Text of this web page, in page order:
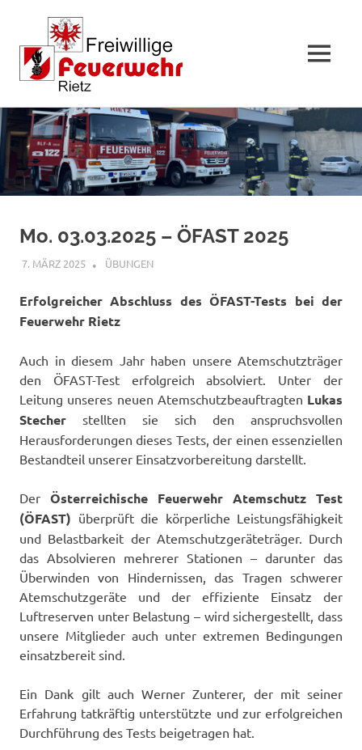
Zum
Inhalt
springen
MENÜ
Mo. 03.03.2025 – ÖFAST 2025
7. MÄRZ 2025 FFWRIETZ
ÜBUNGEN
Erfolgreicher Abschluss des ÖFAST-Tests bei der
Feuerwehr Rietz
Auch in diesem Jahr haben unsere Atemschutzträger
den ÖFAST-Test erfolgreich absolviert. Unter der
Leitung unseres neuen Atemschutzbeauftragten Lukas
Stecher stellten sie sich den anspruchsvollen
Herausforderungen dieses Tests, der einen essenziellen
Bestandteil unserer Einsatzvorbereitung darstellt.
Der Österreichische Feuerwehr Atemschutz Test
(ÖFAST) überprüft die körperliche Leistungsfähigkeit
und Belastbarkeit der Atemschutzgeräteträger. Durch
das Absolvieren mehrerer Stationen – darunter das
Überwinden von Hindernissen, das Tragen schwerer
Atemschutzgeräte und der effiziente Einsatz der
Luftreserven unter Belastung – wird sichergestellt, dass
unsere Mitglieder auch unter extremen Bedingungen
einsatzbereit sind.
Ein Dank gilt auch Werner Zunterer, der mit seiner
Erfahrung tatkräftig unterstützte und zur erfolgreichen
Durchführung des Tests beigetragen hat.